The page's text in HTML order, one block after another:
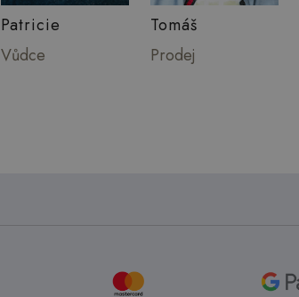
Patricie
Vůdce
Tomáš
Prodej